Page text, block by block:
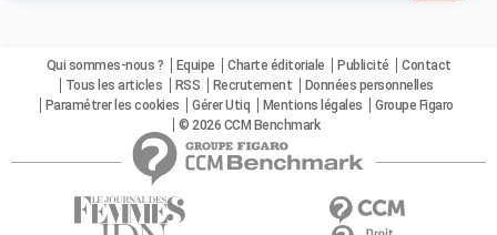
Qui sommes-nous ? Equipe Charte éditoriale Publicité
Contact
Tous les articles
RSS Recrutement
Données personnelles
Paramétrer les cookies
Gérer Utiq Mentions légales
Groupe Figaro
© 2026 CCM Benchmark